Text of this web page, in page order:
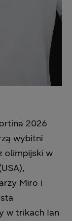
2026
wybitni
olimpijski w
Miro i
w trikach Ian